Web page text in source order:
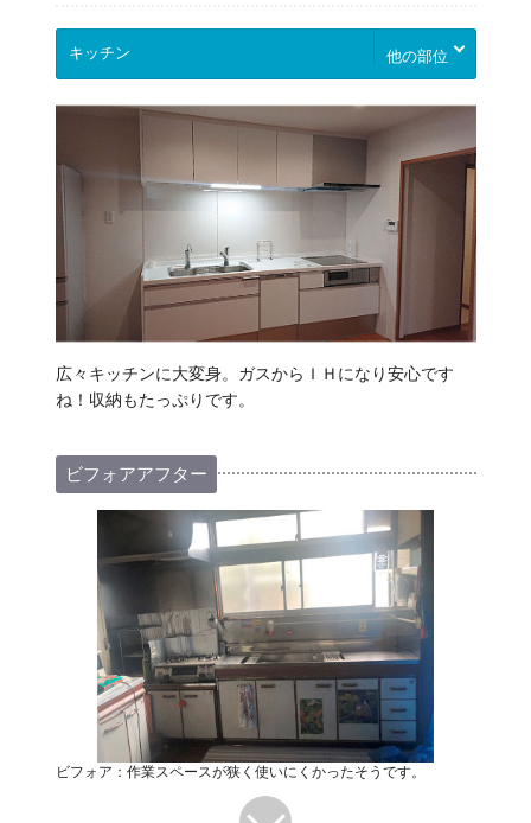
他の部位
広々キッチンに大変身。ガスからＩＨになり安心です
ね！収納もたっぷりです。
ビフォアアフター
ビフォア：作業スペースが狭く使いにくかったそうです。